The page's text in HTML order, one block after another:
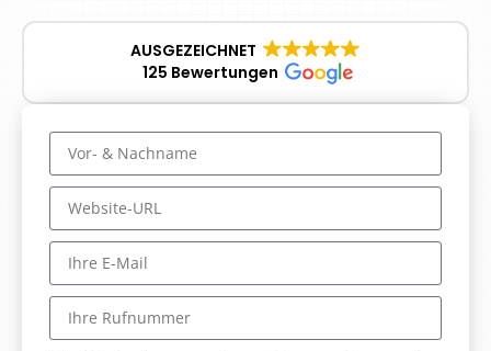
AUSGEZEICHNET
125 Bewertungen